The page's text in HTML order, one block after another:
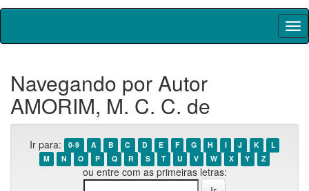
Skip
Navegando por Autor
AMORIM, M. C. C. de
Ir para: 0-9 A B C D E F G H I J K
L
M
N O P Q R S T U V W X Y Z
ou entre com as primeiras letras: